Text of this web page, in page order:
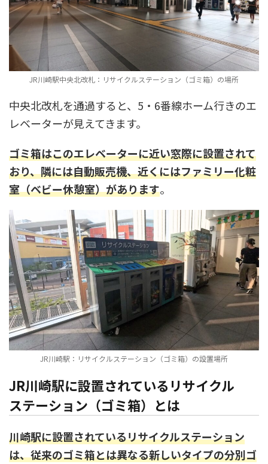
JR川崎駅中央北改札：リサイクルステーション（ゴミ箱）の場所
中央北改札を通過すると、5・6番線ホーム行きのエ
レベーターが見えてきます。
ゴミ箱はこのエレベーターに近い窓際に設置されて
おり、隣には自動販売機、近くにはファミリー化粧
室（ベビー休憩室）があります。
JR川崎駅：リサイクルステーション（ゴミ箱）の設置場所
JR川崎駅に設置されているリサイクル
ステーション（ゴミ箱）とは
川崎駅に設置されているリサイクルステーション
は、従来のゴミ箱とは異なる新しいタイプの分別ゴ